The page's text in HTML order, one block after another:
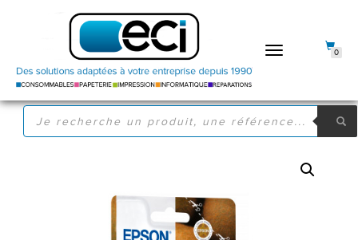
DÉPLIER
RECHERCHE
PRODUITS
0